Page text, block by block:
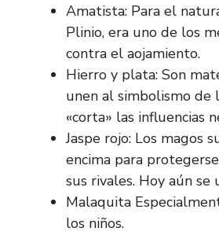
Amatista: Para el
Plinio, era uno de los
contra el aojamiento.
Hierro y plata: Son
unen al simbolismo de
«corta» las influencias
Jaspe rojo: Los magos
encima para
sus rivales. Hoy aún se
Malaquita
los niños.